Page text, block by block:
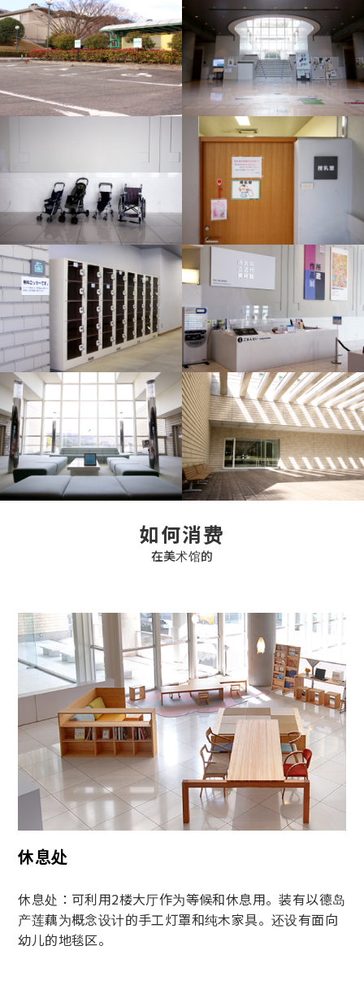
如何消费
在美术馆的
休息处
休息处：可利用2楼大厅作为等候和休息用。装有以德岛
产莲藕为概念设计的手工灯罩和纯木家具。还设有面向
幼儿的地毯区。